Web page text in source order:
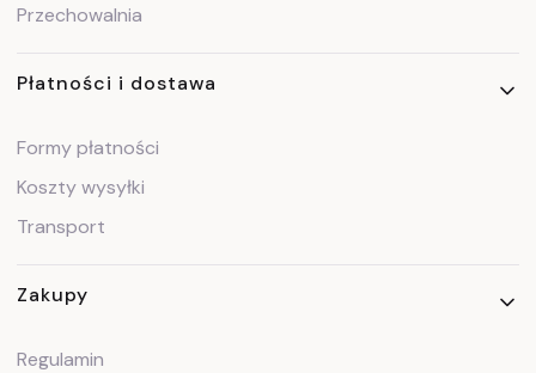
Przechowalnia
Płatności i dostawa
Formy płatności
Koszty wysyłki
Transport
Zakupy
Regulamin